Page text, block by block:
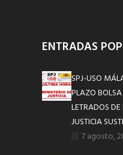
ENTRADAS
SPJ-USO
PLAZO
LETRADOS
JUSTICIA
7 agosto,